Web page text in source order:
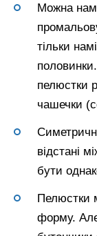
Можна
тільки
пелюстки
чашечки
відстані
бути
Пелюстки
форму.